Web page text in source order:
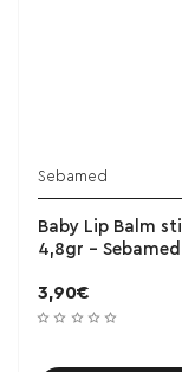
Sebamed
Baby Lip Balm
4,8gr - Sebamed
3,90€